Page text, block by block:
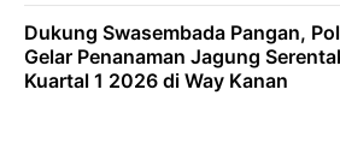
Dukung Swasembada Pangan,
Gelar Penanaman Jagung
Kuartal 1 2026 di Way Kanan